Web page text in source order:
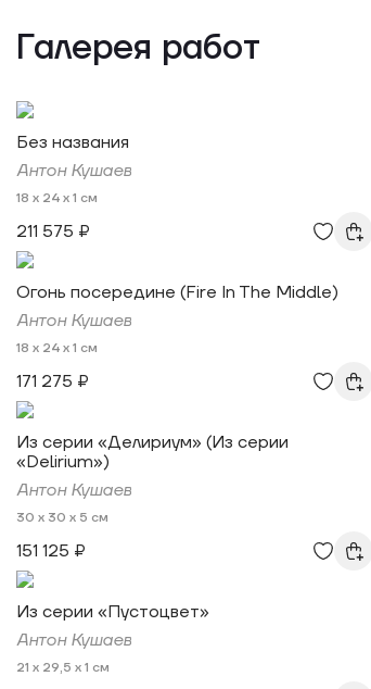
Галерея работ
Без названия
Антон Кушаев
18 x 24 x 1 см
211 575 ₽
Огонь посередине (Fire In The Middle)
Антон Кушаев
18 x 24 x 1 см
171 275 ₽
Из серии «Делириум» (Из серии
«Delirium»)
Антон Кушаев
30 x 30 x 5 см
151 125 ₽
Из серии «Пустоцвет»
Антон Кушаев
21 x 29,5 x 1 см